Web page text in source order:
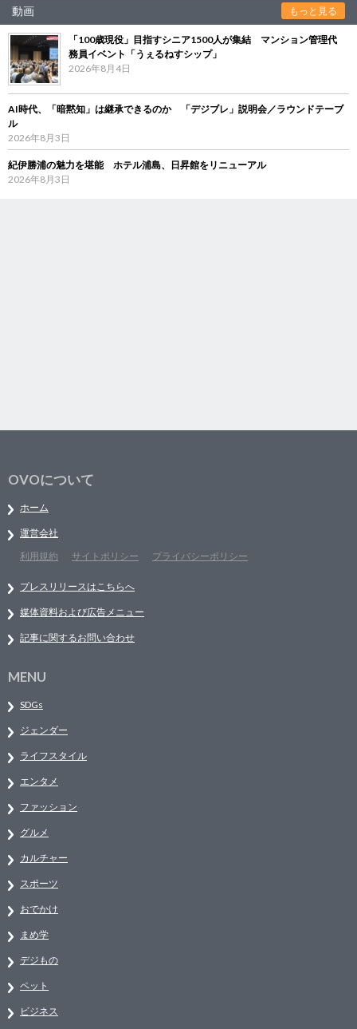
動画 もっと見る
「100歳現役」目指すシニア1500人が集結 マンション管理代
務員イベント「うぇるねすシップ」
2026年8月4日
AI時代、「暗黙知」は継承できるのか 「デジブレ」説明会／ラウンドテーブ
ル
2026年8月3日
紀伊勝浦の魅力を堪能 ホテル浦島、日昇館をリニューアル
2026年8月3日
OVOについて
ホーム
運営会社
利用規約
サイトポリシー プライバシーポリシー
プレスリリースはこちらへ
媒体資料および広告メニュー
記事に関するお問い合わせ
MENU
SDGs
ジェンダー
ライフスタイル
エンタメ
ファッション
グルメ
カルチャー
スポーツ
おでかけ
まめ学
デジもの
ペット
ビジネス